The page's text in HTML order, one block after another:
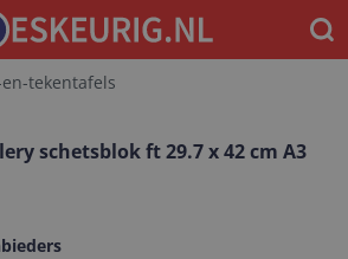
tekentafels
schetsblok ft 29.7 x 42 cm A3